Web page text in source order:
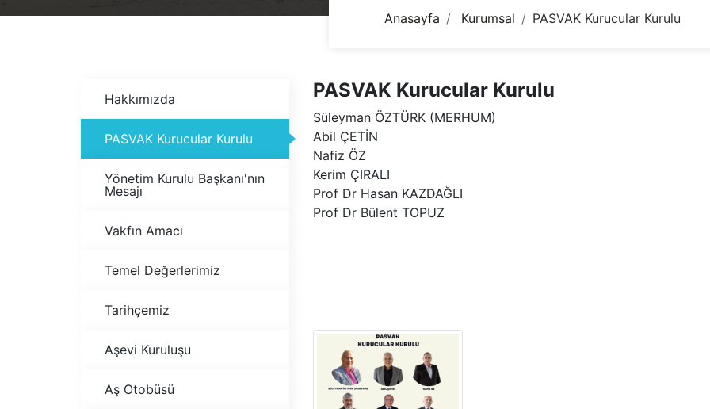
Anasayfa Kurumsal PASVAK Kurucular Kurulu
Hakkımızda
PASVAK Kurucular Kurulu
Yönetim Kurulu Başkanı'nın
Mesajı
Vakfın Amacı
Temel Değerlerimiz
Tarihçemiz
Aşevi Kuruluşu
Aş Otobüsü
PASVAK Kurucular Kurulu
Süleyman ÖZTÜRK (MERHUM)
Abil ÇETİN
Nafiz ÖZ
Kerim ÇIRALI
Prof Dr Hasan KAZDAĞLI
Prof Dr Bülent TOPUZ